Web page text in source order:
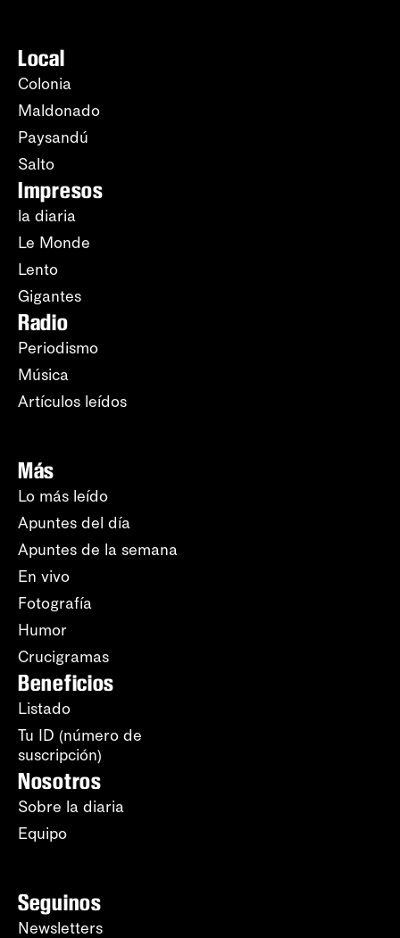
Local
Colonia
Maldonado
Paysandú
Salto
Impresos
la diaria
Le Monde
Lento
Gigantes
Radio
Periodismo
Música
Artículos leídos
Más
Lo más leído
Apuntes del día
Apuntes de la semana
En vivo
Fotografía
Humor
Crucigramas
Beneficios
Listado
Tu ID (número de
suscripción)
Nosotros
Sobre la diaria
Equipo
Seguinos
Newsletters